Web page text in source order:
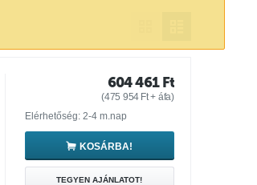
604 461 Ft
(475 954 Ft+ áfa)
Elérhetőség: 2-4 m.nap
KOSÁRBA!
TEGYEN AJÁNLATOT!